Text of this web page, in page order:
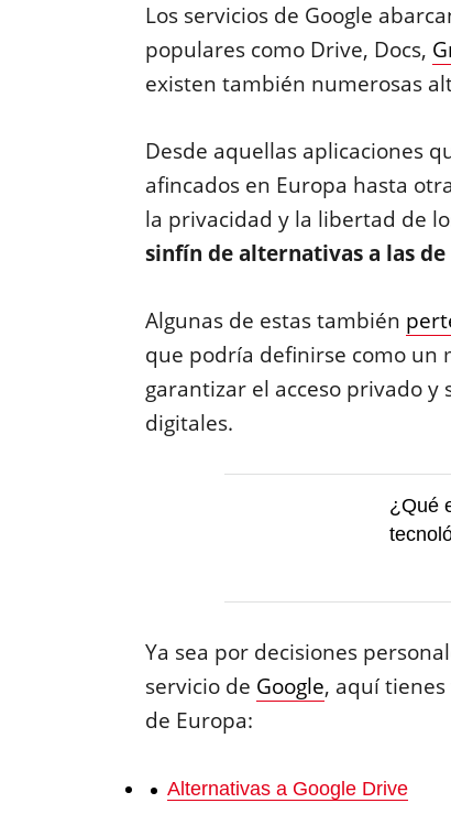
Los servicios de Google
populares como Drive, Docs,
existen también numerosas
Desde aquellas aplicaciones
afincados en Europa hasta
la privacidad y la libertad de
sinfín de alternativas a las de
Algunas de estas también
que podría definirse como un
garantizar el acceso privado
digitales.
¿Qué
Ya sea por decisiones
servicio de Google, aquí
de Europa:
Alternativas a Google Drive